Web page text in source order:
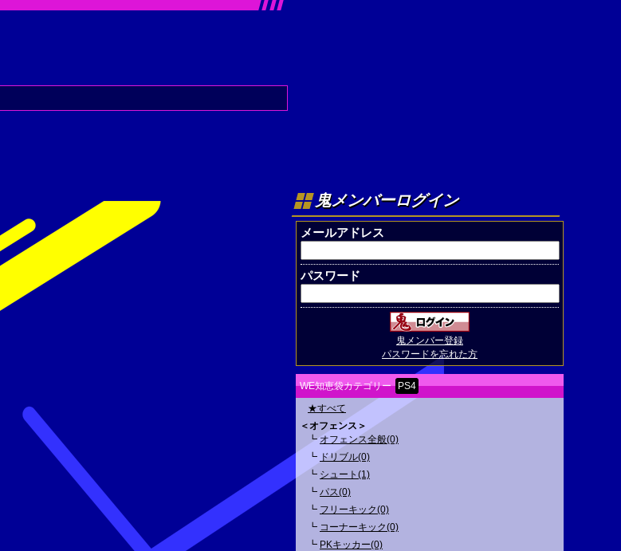
鬼メンバーログイン
メールアドレス
パスワード
鬼メンバー登録
パスワードを忘れた方
WE知恵袋カテゴリー
PS4
★すべて
＜オフェンス＞
┗オフェンス全般(0)
┗ ドリブル(0)
┗ シュート(1)
┗ パス(0)
┗ フリーキック(0)
┗ コーナーキック(0)
┗ PKキッカー(0)